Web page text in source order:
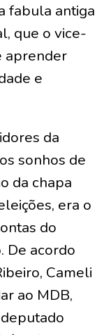
fabula antiga
que o vice-
aprender
e
da
sonhos de
da chapa
era o
do
De acordo
Cameli
ao MDB,